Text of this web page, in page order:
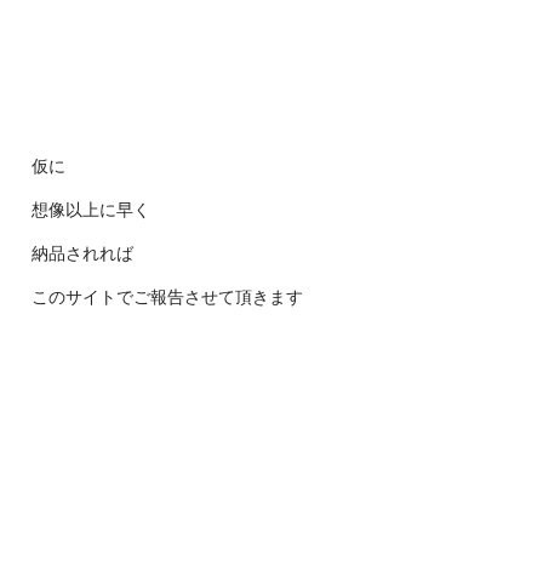
仮に
想像以上に早く
納品されれば
このサイトでご報告させて頂きます